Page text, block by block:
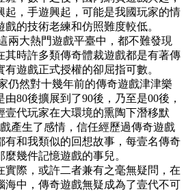
起，手遊興起，可能是我國玩家的情
的技術老練和仿照難度較低。
熱門遊戲平臺中，都不難發現
其時許多類傳奇體裁遊戲都是有著傳
遊戲正式授權的卻屈指可數。
對十幾年前的傳奇遊戲津津樂
80後擴展到了90後，乃至是00後，
壹代玩家在大環境的熏陶下潛移默
了感情，信任經歷過傳奇遊戲
有和我類似的回想故事，每壹名傳奇
那麼幾件記憶遊戲的事兒。
實際，或許二者兼有之毫無疑問，在
海中，傳奇遊戲無疑成為了壹代不可